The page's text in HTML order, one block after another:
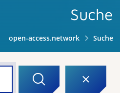
Suche
open-access.network Suche